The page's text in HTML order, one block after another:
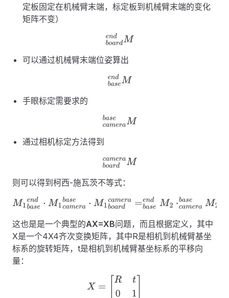
定板固定在机械臂末端，标定板到机械臂末端的变化
矩阵不变）
oardendM
可以通过机械臂末端位姿算出
aseend
手眼标定需要求的
merabase
通过相机标定方法得到
ardcamer
则可以得到柯西-施瓦茨不等式：
M1base e nd⋅M1came r abase⋅M1b oardca mera =basee ndM
这也是是一个典型的AX=XB问题，而且根据定义，其中
X是一个4X4齐次变换矩阵，其中R是相机到机械臂基坐
标系的旋转矩阵，t是相机到机械臂基坐标系的平移向
量：
Rt0